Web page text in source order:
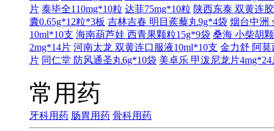
片 泰毕全110mg*10粒 达菲75mg*10粒 陕西东泰 双黄连
囊0.65g*12粒*3板 吉林吉春 明目蒺藜丸9g*4袋 烟台中洲
10ml*10支 海南葫芦娃 西青果颗粒15g*9袋 桑海 小柴胡
2mg*14片 河南太龙 双黄连口服液10ml*10支 金力舒 阿莫
片 同仁堂 防风通圣丸6g*10袋 美卓乐 甲泼尼龙片4mg*24
常用药
牙科用药 肠胃用药 骨科用药